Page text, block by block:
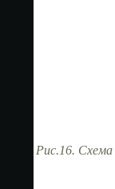
Рис.16. Схема